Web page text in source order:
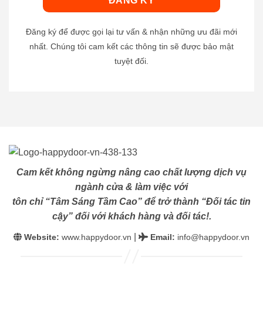
Đăng ký để được gọi lại tư vấn & nhận những ưu đãi mới
nhất. Chúng tôi cam kết các thông tin sẽ được bảo mật
tuyệt đối.
Cam kết không ngừng nâng cao chất lượng dịch vụ
ngành cửa & làm việc với
tôn chỉ “Tâm Sáng Tầm Cao” để trở thành “Đối tác tin
cậy” đối với khách hàng và đối tác!.
Website: www.happydoor.vn Email: info@happydoor.vn